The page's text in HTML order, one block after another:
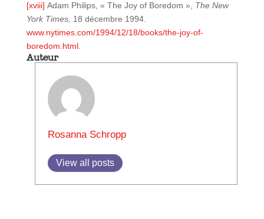
[xviii] Adam Philips, « The Joy of Boredom », The New
York Times, 18 décembre 1994.
www.nytimes.com/1994/12/18/books/the-joy-of-
boredom.html.
Auteur
Rosanna Schropp
View all posts